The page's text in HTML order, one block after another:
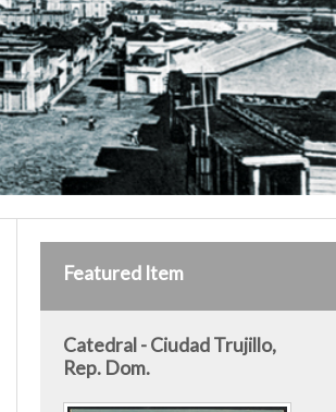
Featured Item
Catedral - Ciudad Trujillo,
Rep. Dom.